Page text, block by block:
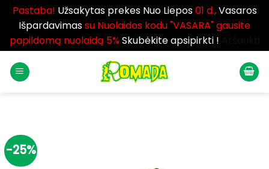
Pastaba! Užsakytas prekes Nuo Liepos01 d.,Vasaros
Išpardavimassu Nuolaidos kodu "VASARA" gausite
papildomą nuolaidą 5%Skubėkite apsipirkti !
-25%